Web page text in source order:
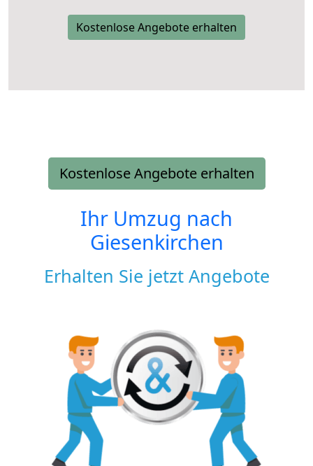
Kostenlose Angebote erhalten
Kostenlose Angebote erhalten
Ihr Umzug nach
Giesenkirchen
Erhalten Sie jetzt Angebote